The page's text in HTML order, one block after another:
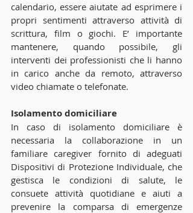
calendario, essere aiutate ad esprimere i
propri sentimenti attraverso attività di
scrittura, film o giochi. E’ importante
mantenere, quando possibile, gli
interventi dei professionisti che li hanno
in carico anche da remoto, attraverso
video chiamate o telefonate.
Isolamento domiciliare
In caso di isolamento domiciliare è
necessaria la collaborazione in un
familiare caregiver fornito di adeguati
Dispositivi di Protezione Individuale, che
gestisca le condizioni di salute, le
consuete attività quotidiane e aiuti a
prevenire la comparsa di emergenze